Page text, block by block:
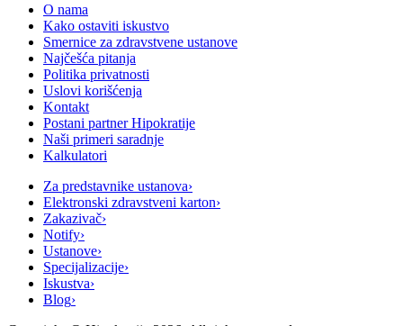
O nama
Kako ostaviti iskustvo
Smernice za zdravstvene ustanove
Najčešća pitanja
Politika privatnosti
Uslovi korišćenja
Kontakt
Postani partner Hipokratije
Naši primeri saradnje
Kalkulatori
Za predstavnike ustanova›
Elektronski zdravstveni karton›
Zakazivač›
Notify›
Ustanove›
Specijalizacije›
Iskustva›
Blog›